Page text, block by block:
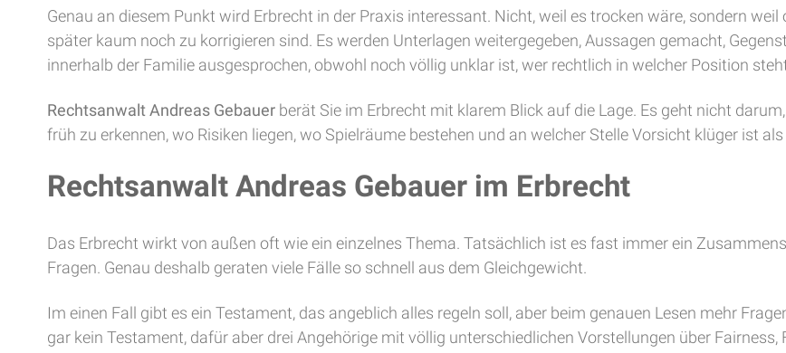
Genau an diesem Punkt wird Erbrecht in der Praxis interessant. Nicht, weil es trocken wäre, sondern
später kaum noch zu korrigieren sind. Es werden Unterlagen weitergegeben, Aussagen gemacht,
innerhalb der Familie ausgesprochen, obwohl noch völlig unklar ist, wer rechtlich in welcher Position
Rechtsanwalt Andreas Gebauer berät Sie im Erbrecht mit klarem Blick auf die Lage. Es geht nicht
früh zu erkennen, wo Risiken liegen, wo Spielräume bestehen und an welcher Stelle Vorsicht klüger ist
Rechtsanwalt Andreas Gebauer im Erbrecht
Das Erbrecht wirkt von außen oft wie ein einzelnes Thema. Tatsächlich ist es fast immer ein
Fragen. Genau deshalb geraten viele Fälle so schnell aus dem Gleichgewicht.
Im einen Fall gibt es ein Testament, das angeblich alles regeln soll, aber beim genauen Lesen mehr
gar kein Testament, dafür aber drei Angehörige mit völlig unterschiedlichen Vorstellungen über